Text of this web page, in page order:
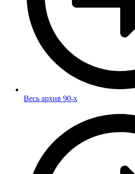
Весь архив 90-х